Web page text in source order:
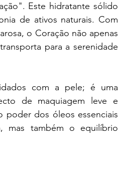
Este hidratante sólido
de ativos naturais. Com
o Coração não apenas
para a serenidade
com a pele; é uma
de maquiagem leve e
poder dos óleos essenciais
mas também o equilíbrio